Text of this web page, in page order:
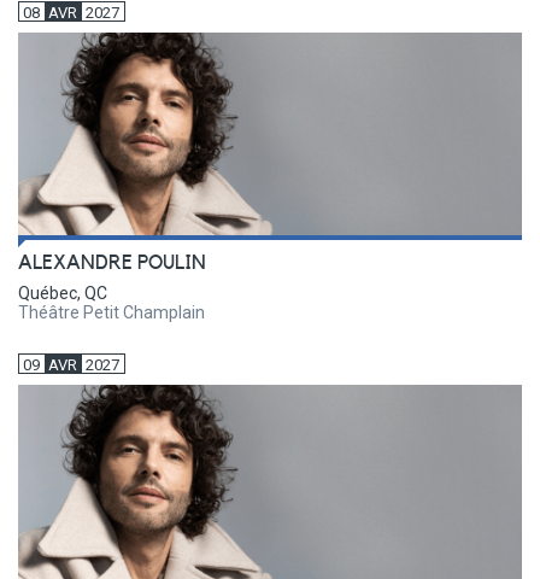
08 AVR 2027
ALEXANDRE POULIN
Québec, QC
Théâtre Petit Champlain
09 AVR 2027